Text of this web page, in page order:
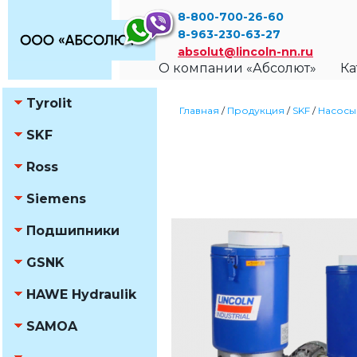
8-800-700-26-60
8-963-230-63-27
absolut@lincoln-nn.ru
О компании «Абсолют»
Tyrolit
SKF
Ross
Siemens
Подшипники
GSNK
HAWE Hydraulik
SAMOA
Главная / Продукция / SKF / Насосы